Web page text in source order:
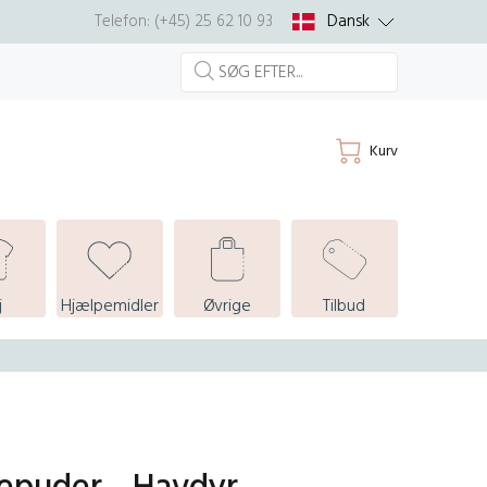
Telefon: (+45) 25 62 10 93
Dansk
Kurv
Hjælpemidler Øvrige Tilbud